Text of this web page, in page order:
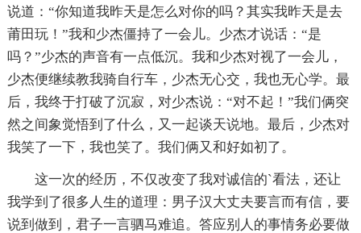
说道：“你知道我昨天是怎么对你的吗？其实我昨天是去
莆田玩！”我和少杰僵持了一会儿。少杰才说话：“是
吗？”少杰的声音有一点低沉。我和少杰对视了一会儿，
少杰便继续教我骑自行车，少杰无心交，我也无心学。最
后，我终于打破了沉寂，对少杰说：“对不起！”我们俩突
然之间象觉悟到了什么，又一起谈天说地。最后，少杰对
我笑了一下，我也笑了。我们俩又和好如初了。
这一次的经历，不仅改变了我对诚信的`看法，还让
我学到了很多人生的道理：男子汉大丈夫要言而有信，要
说到做到，君子一言驷马难追。答应别人的事情务必要做